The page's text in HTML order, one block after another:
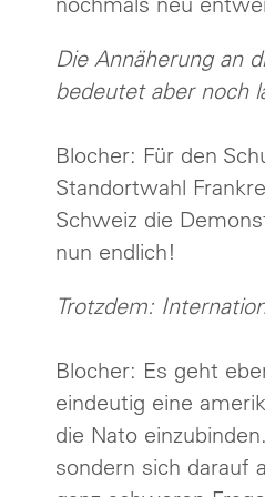
Die Annäherung an
bedeutet aber noch
Blocher: Für den
Standortwahl
Schweiz die
nun endlich!
Trotzdem:
Blocher: Es geht
eindeutig eine
die Nato
sondern sich darauf